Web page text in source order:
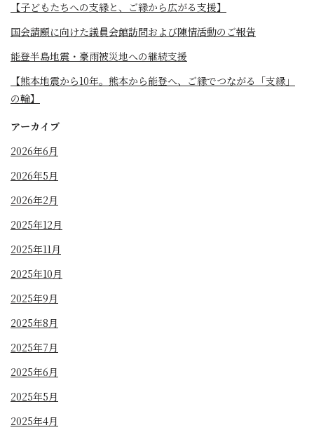
【子どもたちへの支縁と、ご縁から広がる支援】
国会請願に向けた議員会館訪問および陳情活動のご報告
能登半島地震・豪雨被災地への継続支援
【熊本地震から10年。熊本から能登へ、ご縁でつながる「支縁」
の輪】
アーカイブ
2026年6月
2026年5月
2026年2月
2025年12月
2025年11月
2025年10月
2025年9月
2025年8月
2025年7月
2025年6月
2025年5月
2025年4月